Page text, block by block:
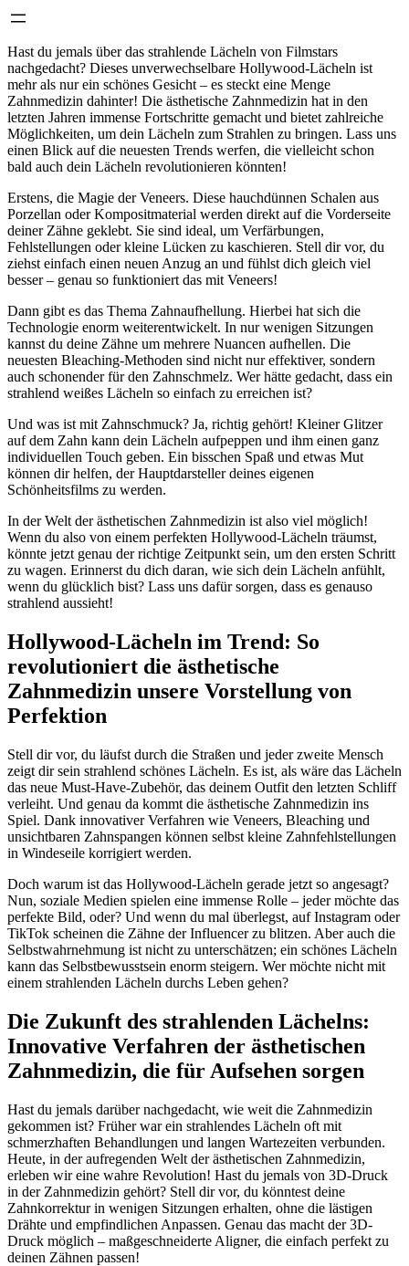
Hast du jemals über das strahlende Lächeln von Filmstars
nachgedacht? Dieses unverwechselbare Hollywood-Lächeln ist
mehr als nur ein schönes Gesicht – es steckt eine Menge
Zahnmedizin dahinter! Die ästhetische Zahnmedizin hat in den
letzten Jahren immense Fortschritte gemacht und bietet zahlreiche
Möglichkeiten, um dein Lächeln zum Strahlen zu bringen. Lass uns
einen Blick auf die neuesten Trends werfen, die vielleicht schon
bald auch dein Lächeln revolutionieren könnten!
Erstens, die Magie der Veneers. Diese hauchdünnen Schalen aus
Porzellan oder Kompositmaterial werden direkt auf die Vorderseite
deiner Zähne geklebt. Sie sind ideal, um Verfärbungen,
Fehlstellungen oder kleine Lücken zu kaschieren. Stell dir vor, du
ziehst einfach einen neuen Anzug an und fühlst dich gleich viel
besser – genau so funktioniert das mit Veneers!
Dann gibt es das Thema Zahnaufhellung. Hierbei hat sich die
Technologie enorm weiterentwickelt. In nur wenigen Sitzungen
kannst du deine Zähne um mehrere Nuancen aufhellen. Die
neuesten Bleaching-Methoden sind nicht nur effektiver, sondern
auch schonender für den Zahnschmelz. Wer hätte gedacht, dass ein
strahlend weißes Lächeln so einfach zu erreichen ist?
Und was ist mit Zahnschmuck? Ja, richtig gehört! Kleiner Glitzer
auf dem Zahn kann dein Lächeln aufpeppen und ihm einen ganz
individuellen Touch geben. Ein bisschen Spaß und etwas Mut
können dir helfen, der Hauptdarsteller deines eigenen
Schönheitsfilms zu werden.
In der Welt der ästhetischen Zahnmedizin ist also viel möglich!
Wenn du also von einem perfekten Hollywood-Lächeln träumst,
könnte jetzt genau der richtige Zeitpunkt sein, um den ersten Schritt
zu wagen. Erinnerst du dich daran, wie sich dein Lächeln anfühlt,
wenn du glücklich bist? Lass uns dafür sorgen, dass es genauso
strahlend aussieht!
Hollywood-Lächeln im Trend: So
revolutioniert die ästhetische
Zahnmedizin unsere Vorstellung von
Perfektion
Stell dir vor, du läufst durch die Straßen und jeder zweite Mensch
zeigt dir sein strahlend schönes Lächeln. Es ist, als wäre das Lächeln
das neue Must-Have-Zubehör, das deinem Outfit den letzten Schliff
verleiht. Und genau da kommt die ästhetische Zahnmedizin ins
Spiel. Dank innovativer Verfahren wie Veneers, Bleaching und
unsichtbaren Zahnspangen können selbst kleine Zahnfehlstellungen
in Windeseile korrigiert werden.
Doch warum ist das Hollywood-Lächeln gerade jetzt so angesagt?
Nun, soziale Medien spielen eine immense Rolle – jeder möchte das
perfekte Bild, oder? Und wenn du mal überlegst, auf Instagram oder
TikTok scheinen die Zähne der Influencer zu blitzen. Aber auch die
Selbstwahrnehmung ist nicht zu unterschätzen; ein schönes Lächeln
kann das Selbstbewusstsein enorm steigern. Wer möchte nicht mit
einem strahlenden Lächeln durchs Leben gehen?
Die Zukunft des strahlenden Lächelns:
Innovative Verfahren der ästhetischen
Zahnmedizin, die für Aufsehen sorgen
Hast du jemals darüber nachgedacht, wie weit die Zahnmedizin
gekommen ist? Früher war ein strahlendes Lächeln oft mit
schmerzhaften Behandlungen und langen Wartezeiten verbunden.
Heute, in der aufregenden Welt der ästhetischen Zahnmedizin,
erleben wir eine wahre Revolution! Hast du jemals von 3D-Druck
in der Zahnmedizin gehört? Stell dir vor, du könntest deine
Zahnkorrektur in wenigen Sitzungen erhalten, ohne die lästigen
Drähte und empfindlichen Anpassen. Genau das macht der 3D-
Druck möglich – maßgeschneiderte Aligner, die einfach perfekt zu
deinen Zähnen passen!